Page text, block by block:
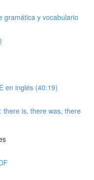
gramática y vocabulario
en inglés (40:19)
there is, there was, there